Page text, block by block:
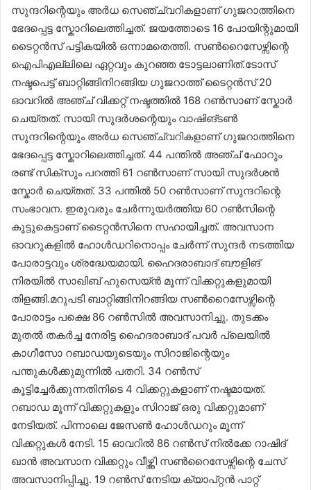
സുന്ദറിന്റെയും അർധ സെഞ്ച്വറികളാണ് ഗുജറാത്തിനെ
ഭേദപ്പെട്ട സ്കോറിലെത്തിച്ചത്. ജയത്തോടെ 16 പോയിന്റുമായി
ടൈറ്റൻസ് പട്ടികയിൽ ഒന്നാമതെത്തി. സൺറൈസേഴ്സിന്റെ
ഐപിഎല്ലിലെ ഏറ്റവും കുറഞ്ഞ ടോട്ടലാണിത്.ടോസ്
നഷ്ടപെട്ട് ബാറ്റിങ്ങിനിറങ്ങിയ ഗുജറാത്ത് ടൈറ്റൻസ് 20
ഓവറിൽ അഞ്ച് വിക്കറ്റ് നഷ്ടത്തിൽ 168 റൺസാണ് സ്കോർ
ചെയ്തത്. സായി സുദർശന്റെയും വാഷിങ്ടൺ
സുന്ദറിന്റെയും അർധ സെഞ്ച്വറികളാണ് ഗുജറാത്തിനെ
ഭേദപ്പെട്ട സ്കോറിലെത്തിച്ചത്. 44 പന്തിൽ അഞ്ച് ഫോറും
രണ്ട് സിക്‌സും പറത്തി 61 റൺസാണ് സായി സുദർശൻ
സ്കോർ ചെയ്തത്. 33 പന്തിൽ 50 റൺസാണ് സുന്ദറിന്റെ
സംഭാവന. ഇരുവരും ചേർന്നുയർത്തിയ 60 റൺസിന്റെ
കൂട്ടുകെട്ടാണ് ടൈറ്റൻസിനെ സഹായിച്ചത്. അവസാന
ഓവറുകളിൽ ഹോൾഡറിനൊപ്പം ചേർന്ന് സുന്ദർ നടത്തിയ
പോരാട്ടവും ശ്രദ്ധേയമായി. ഹൈദരാബാദ് ബൗളിങ്
നിരയിൽ സാഖിബ് ഹുസെയ്ൻ മൂന്ന് വിക്കറ്റുകളുമായി
തിളങ്ങി.മറുപടി ബാറ്റിങ്ങിനിറങ്ങിയ സൺറൈസേഴ്സിന്റെ
പോരാട്ടം പക്ഷെ 86 റൺസിൽ അവസാനിച്ചു. തുടക്കം
മുതൽ തകർച്ച നേരിട്ട ഹൈദരാബാദ് പവർ പ്ലെയിൽ
കാഗീസോ റബാഡയുടെയും സിറാജിന്റെയും
പന്തുകൾക്കുമുന്നിൽ പതറി. 34 റൺസ്
കൂട്ടിച്ചേർക്കുന്നതിനിടെ 4 വിക്കറ്റുകളാണ്‌ നഷ്ടമായത്.
റബാഡ മൂന്ന് വിക്കറ്റുകളും സിറാജ് ഒരു വിക്കറ്റുമാണ്
നേടിയത്. പിന്നാലെ ജേസൺ ഹോൾഡറും മൂന്ന്
വിക്കറ്റുകൾ നേടി. 15 ഓവറിൽ 86 റൺസ് നിൽക്കേ റാഷിദ്
ഖാൻ അവസാന വിക്കറ്റും വീഴ്ത്തി സൺറൈസേഴ്സിന്റെ ചേസ്
അവസാനിപ്പിച്ചു. 19 റൺസ് നേടിയ ക്യാപ്റ്റൻ പാറ്റ്